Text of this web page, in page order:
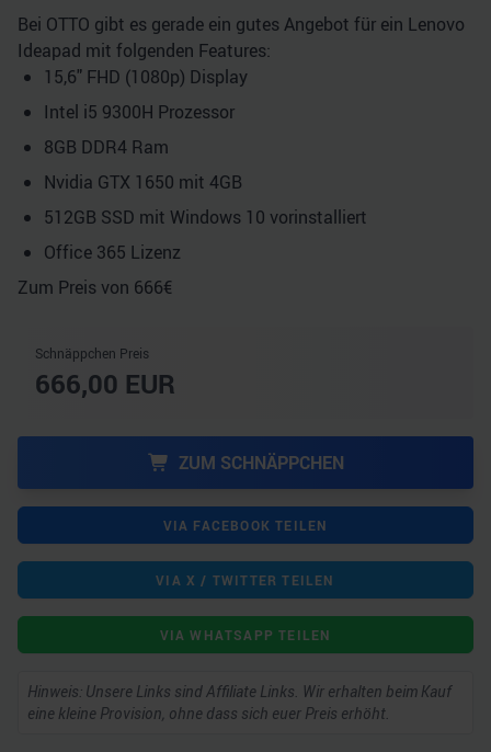
Bei OTTO gibt es gerade ein gutes Angebot für ein Lenovo
Ideapad mit folgenden Features:
15,6" FHD (1080p) Display
Intel i5 9300H Prozessor
8GB DDR4 Ram
Nvidia GTX 1650 mit 4GB
512GB SSD mit Windows 10 vorinstalliert
Office 365 Lizenz
Zum Preis von 666€
Schnäppchen Preis
666,00 EUR
ZUM SCHNÄPPCHEN
VIA FACEBOOK TEILEN
VIA X / TWITTER TEILEN
VIA WHATSAPP TEILEN
Hinweis: Unsere Links sind Affiliate Links. Wir erhalten beim Kauf
eine kleine Provision, ohne dass sich euer Preis erhöht.